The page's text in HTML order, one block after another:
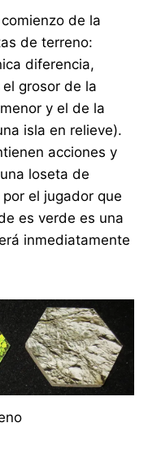
de la
de terreno:
diferencia,
grosor de la
y el de la
isla en relieve).
acciones y
loseta de
el jugador que
es verde es una
inmediatamente